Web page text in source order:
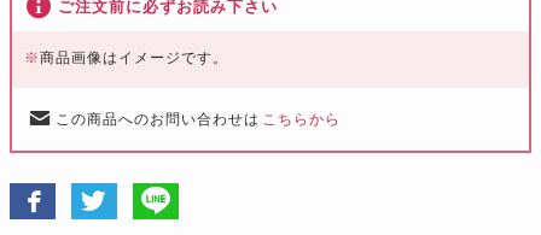
ご注文前に必ずお読み下さい
※商品画像はイメージです。
この商品へのお問い合わせは こちらから